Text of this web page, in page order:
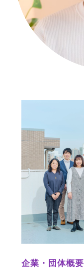
企業・団体概要